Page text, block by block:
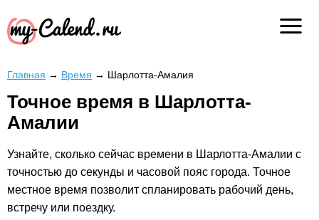
Главная → Время → Шарлотта-Амалия
Точное время в Шарлотта-
Амалии
Узнайте, сколько сейчас времени в Шарлотта-Амалии с
точностью до секунды и часовой пояс города. Точное
местное время позволит спланировать рабочий день,
встречу или поездку.